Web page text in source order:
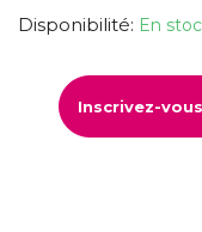
Disponibilité: En
Inscrivez-